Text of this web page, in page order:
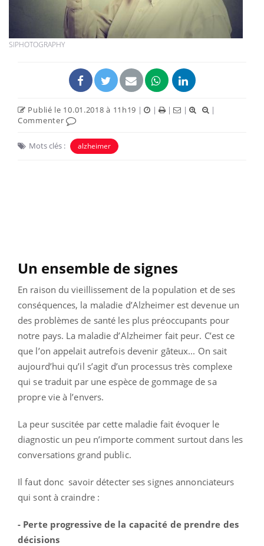
SIPHOTOGRAPHY
Publié le 10.01.2018 à 11h19 | | | |
|
Commenter
Mots clés : alzheimer
Un ensemble de signes
En raison du vieillissement de la population et de ses
conséquences, la maladie d’Alzheimer est devenue un
des problèmes de santé les plus préoccupants pour
notre pays. La maladie d’Alzheimer fait peur. C’est ce
que l’on appelait autrefois devenir gâteux... On sait
aujourd’hui qu’il s’agit d’un processus très complexe
qui se traduit par une espèce de gommage de sa
propre vie à l’envers.
La peur suscitée par cette maladie fait évoquer le
diagnostic un peu n’importe comment surtout dans les
conversations grand public.
Il faut donc savoir détecter ses signes annonciateurs
qui sont à craindre :
- Perte progressive de la capacité de prendre des
décisions